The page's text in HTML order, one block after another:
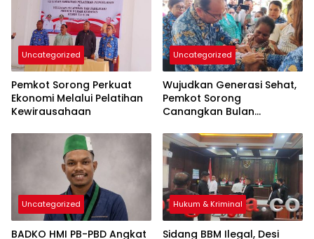
Uncategorized
Pemkot Sorong Perkuat
Ekonomi Melalui Pelatihan
Kewirausahaan
Uncategorized
Wujudkan Generasi Sehat,
Pemkot Sorong
Canangkan Bulan
Uncategorized
BADKO HMI PB-PBD Angkat
Hukum & Kriminal
Sidang BBM Ilegal, Desi